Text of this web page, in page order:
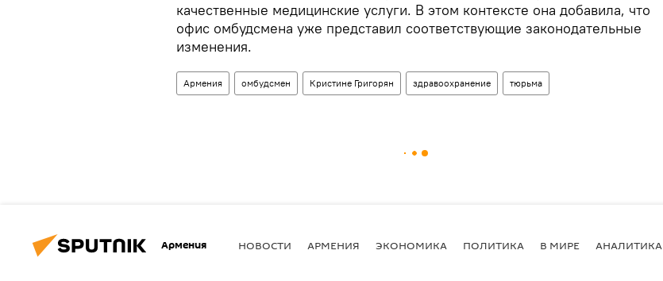
качественные медицинские услуги. В этом контексте она добавила, что
офис омбудсмена уже представил соответствующие законодательные
изменения.
Армения омбудсмен Кристине Григорян здравоохранение тюрьма
Армения НОВОСТИ АРМЕНИЯ ЭКОНОМИКА ПОЛИТИКА В МИРЕ АНАЛИТИКА